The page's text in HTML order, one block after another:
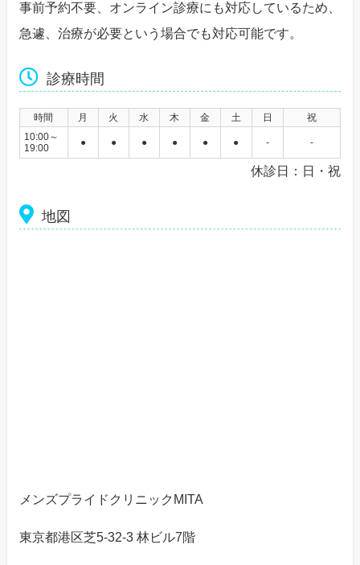
事前予約不要、オンライン診療にも対応しているため、
急遽、治療が必要という場合でも対応可能です。
診療時間
時間 月 火 水 木 金 土 日
祝
10:00～
19:00
● ● ● ● ● ● - -
休診日：日・祝
地図
メンズプライドクリニックMITA
東京都港区芝5-32-3 林ビル7階